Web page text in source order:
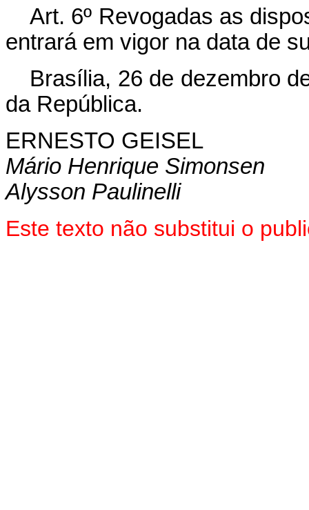
Art. 6º Revogadas as
entrará em vigor na data de
Brasília, 26 de dezembro
da República.
ERNESTO GEISEL
Mário Henrique Simonsen
Alysson Paulinelli
Este texto não substitui o